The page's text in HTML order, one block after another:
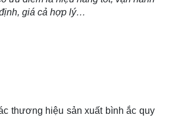
giá cả hợp lý…
thương hiệu sản xuất bình ắc quy